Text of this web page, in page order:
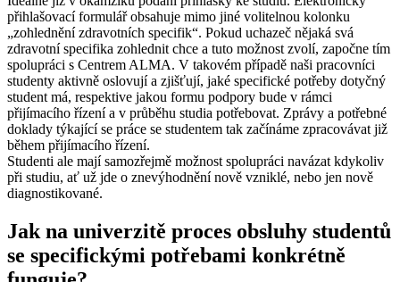
přihlašovací formulář obsahuje mimo jiné volitelnou kolonku
„zohlednění zdravotních specifik“. Pokud uchazeč nějaká svá
zdravotní specifika zohlednit chce a tuto možnost zvolí, započne tím
spolupráci s Centrem ALMA. V takovém případě naši pracovníci
studenty aktivně oslovují a zjišťují, jaké specifické potřeby dotyčný
student má, respektive jakou formu podpory bude v rámci
přijímacího řízení a v průběhu studia potřebovat. Zprávy a potřebné
doklady týkající se práce se studentem tak začínáme zpracovávat již
během přijímacího řízení.
Studenti ale mají samozřejmě možnost spolupráci navázat kdykoliv
při studiu, ať už jde o znevýhodnění nově vzniklé, nebo jen nově
diagnostikované.
Jak na univerzitě proces obsluhy studentů
se specifickými potřebami konkrétně